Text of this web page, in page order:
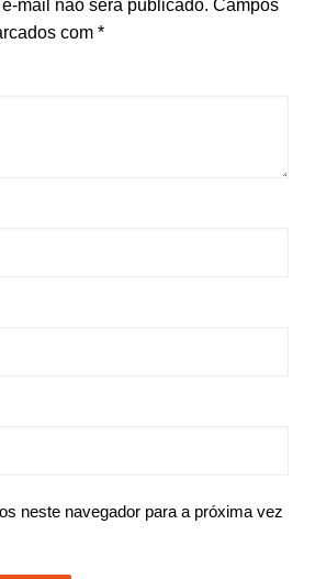
mail não será publicado. Campos
com *
neste navegador para a próxima vez